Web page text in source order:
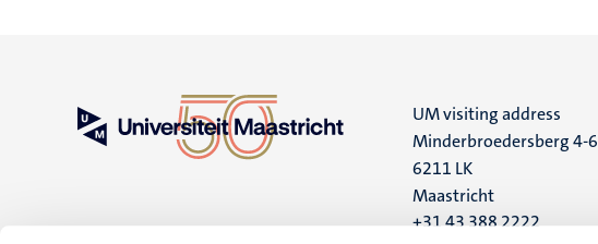
UM visiting address
Minderbroedersberg 4-6
6211 LK
Maastricht
+31 43 388 2222